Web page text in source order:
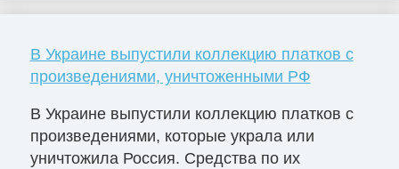
В Украине выпустили коллекцию платков с
произведениями, уничтоженными РФ
В Украине выпустили коллекцию платков с
произведениями, которые украла или
уничтожила Россия. Средства по их